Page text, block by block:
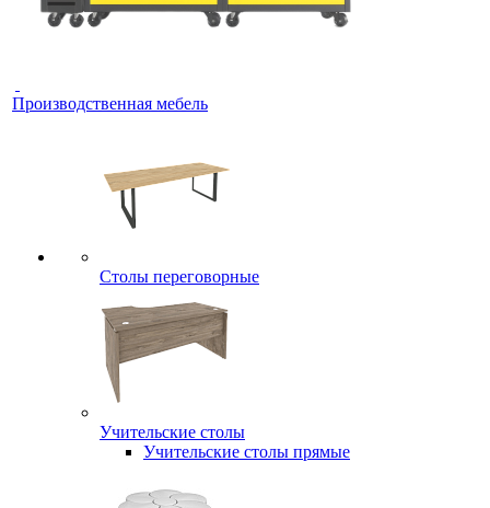
Производственная мебель
Столы переговорные
Учительские столы
Учительские столы прямые